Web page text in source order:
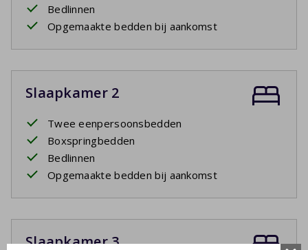
Bedlinnen
Opgemaakte bedden bij aankomst
Slaapkamer 2
Twee eenpersoonsbedden
Boxspringbedden
Bedlinnen
Opgemaakte bedden bij aankomst
Slaapkamer 3